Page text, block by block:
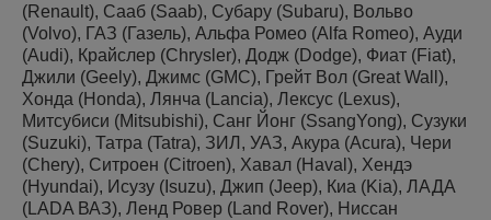
(Renault), Сааб (Saab), Субару (Subaru), Вольво
(Volvo), ГАЗ (Газель), Альфа Ромео (Alfa Romeo), Ауди
(Audi), Крайслер (Chrysler), Додж (Dodge), Фиат (Fiat),
Джили (Geely), Джимс (GMC), Грейт Вол (Great Wall),
Хонда (Honda), Лянча (Lancia), Лексус (Lexus),
Митсубиси (Mitsubishi), Санг Йонг (SsangYong), Сузуки
(Suzuki), Татра (Tatra), ЗИЛ, УАЗ, Акура (Acura), Чери
(Chery), Ситроен (Citroen), Хавал (Haval), Хендэ
(Hyundai), Исузу (Isuzu), Джип (Jeep), Киа (Kia), ЛАДА
(LADA ВАЗ), Ленд Ровер (Land Rover), Ниссан